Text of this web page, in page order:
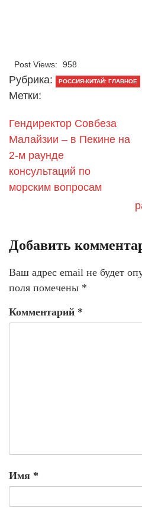
Post Views: 958
Рубрика: РОССИЯ-КИТАЙ: ГЛАВНОЕ
Метки:
Гендиректор Совбеза
Малайзии – в Пекине на
2-м раунде
консультаций по
морским вопросам
Добавить
Ваш адрес email не будет
поля помечены *
Комментарий *
Имя *